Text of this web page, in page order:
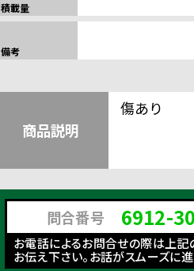
積載量
備考
商品説明
傷あり
問合番号 6912-
お電話によるお問合せの際は上記
お伝え下さい。お話がスムーズに進